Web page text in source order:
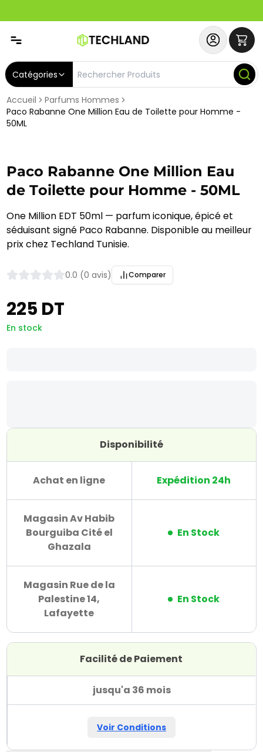
Catégories
Accueil
Parfums Hommes
Paco Rabanne One Million Eau de Toilette pour Homme -
50ML
Paco Rabanne One Million Eau
de Toilette pour Homme - 50ML
One Million EDT 50ml — parfum iconique, épicé et
séduisant signé Paco Rabanne. Disponible au meilleur
prix chez Techland Tunisie.
0.0 (0 avis) Comparer
225 DT
En stock
Disponibilité
Achat en ligne Expédition 24h
Magasin Av Habib
Bourguiba Cité el
Ghazala
En Stock
Magasin Rue de la
Palestine 14,
Lafayette
En Stock
Facilité de Paiement
jusqu'a 36 mois
Voir Conditions